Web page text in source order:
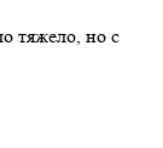
тяжело, но с